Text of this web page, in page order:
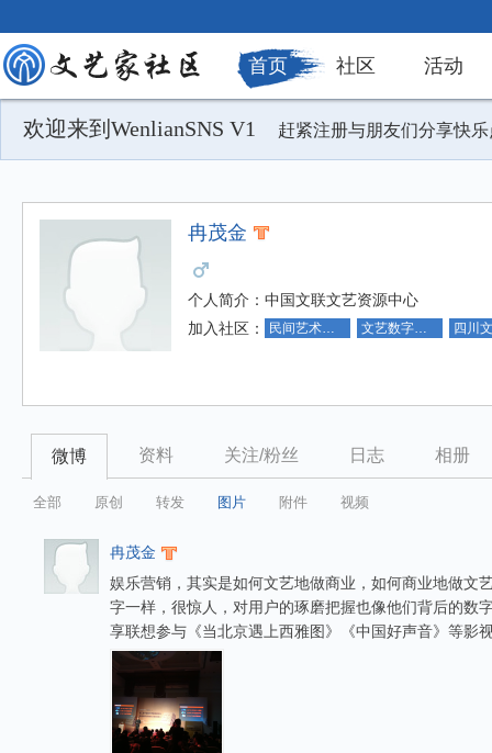
首页 社区 活动
欢迎来到WenlianSNS V1 赶紧注册与朋友们分享快
冉茂金
个人简介： 中国文联文艺资源中心
加入社区：
民间艺术社区 文艺数字化社区
微博 资料 关注/粉丝 日志 相册
全部 原创 转发 图片 附件 视频
冉茂金
娱乐营销，其实是如何文艺地做商业，如何商业地做文
字一样，很惊人，对用户的琢磨把握也像他们背后的数
享联想参与《当北京遇上西雅图》《中国好声音》等影